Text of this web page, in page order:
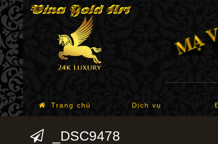
Trang chủ Dịch vụ
_DSC9478